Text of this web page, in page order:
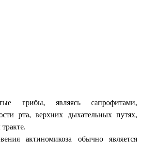
грибы, являясь сапрофитами,
рта, верхних дыхательных путях,
актиномикоза обычно является